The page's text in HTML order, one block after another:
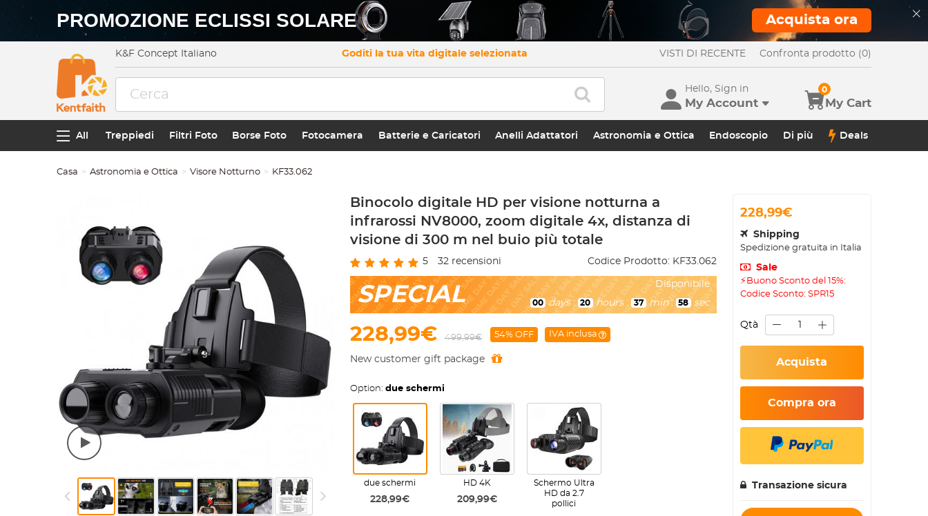
PROMOZIONE ECLISSI SOLARE Acquista ora
K&F Concept Italiano Goditi la tua vita digitale selezionata VISTI DI RECENTE Confronta prodotto (0)
Hello, Sign in
My Account My Cart
0
All Treppiedi Filtri Foto Borse Foto Fotocamera Batterie e Caricatori Anelli Adattatori Astronomia e Ottica Endoscopio Di più Deals
Casa Astronomia e Ottica Visore Notturno KF33.062
Binocolo digitale HD per visione notturna a
infrarossi NV8000, zoom digitale 4x, distanza di
visione di 300 m nel buio più totale
5 32recensioni Codice Prodotto: KF33.062
SPECIAL Disponibile
00 days : 20 hours : 37 min : 56 sec
228,99€ 499,99€ 54% OFF IVA inclusa
New customer gift package
Option: due schermi
due schermi
228,99€
HD 4K
209,99€
Schermo Ultra
HD da 2.7
pollici
228,99€
Shipping
Spedizione gratuita in Italia
Sale
⚡Buono Sconto del 15%:
Codice Sconto: SPR15
Qtà
Acquista
Compra ora
Transazione sicura